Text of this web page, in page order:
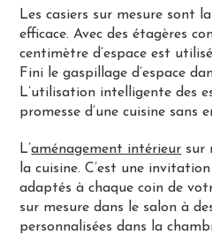
Les casiers sur mesure sont
efficace. Avec des étagères
centimètre d’espace est
Fini le gaspillage d’espace
L’utilisation intelligente des
promesse d’une cuisine sans
L’aménagement intérieur sur
la cuisine. C’est une
adaptés à chaque coin de
sur mesure dans le salon à
personnalisées dans la